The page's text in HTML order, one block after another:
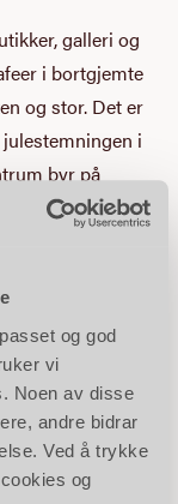
og god
vi
Noen av disse
andre bidrar
Ved å trykke
og
galleri og
i bortgjemte
og stor. Det er
i
byr på
marked,